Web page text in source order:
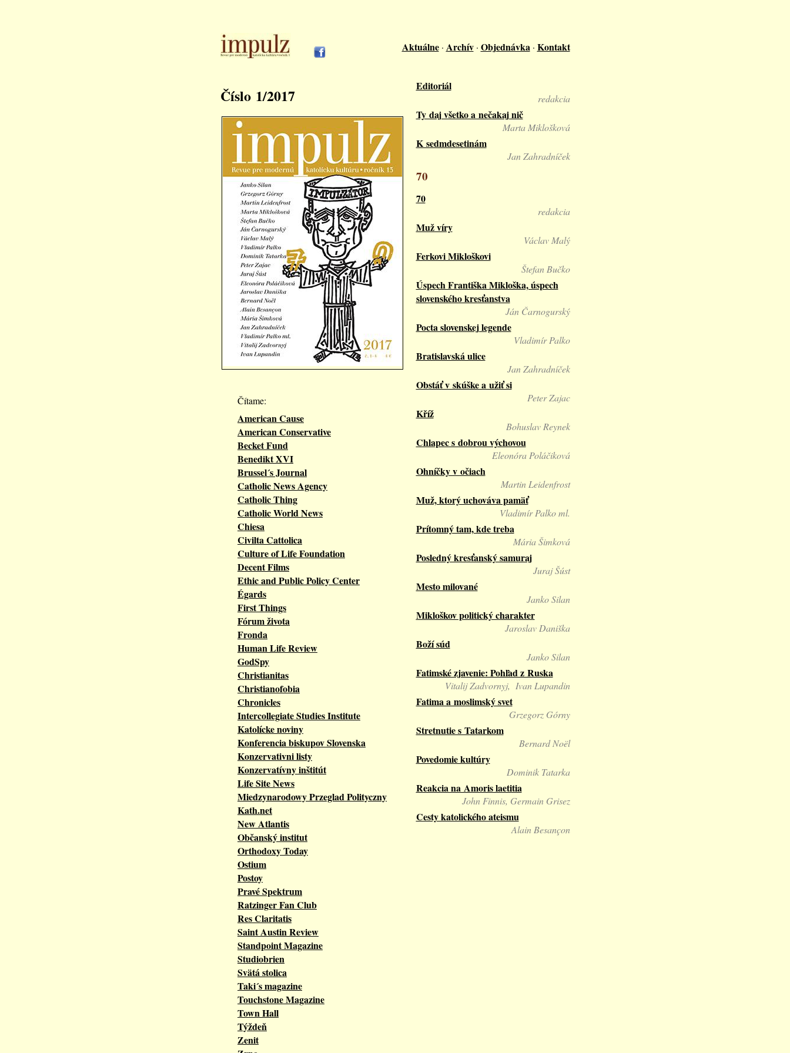
Aktuálne· Archív· Objednávka · Kontakt
Číslo 1/2017
Čítame:
American Cause
American Conservative
Becket Fund
Benedikt XVI
Brussel´s Journal
Catholic News Agency
Catholic Thing
Catholic World News
Chiesa
Civilta Cattolica
Culture of Life Foundation
Decent Films
Ethic and Public Policy Center
Égards
First Things
Fórum života
Fronda
Human Life Review
GodSpy
Christianitas
Christianofobia
Chronicles
Intercollegiate Studies Institute
Katolícke noviny
Konferencia biskupov Slovenska
Konzervativni listy
Konzervatívny inštitút
Life Site News
Miedzynarodowy Przeglad Polityczny
Kath.net
New Atlantis
Občanský institut
Orthodoxy Today
Ostium
Postoy
Pravé Spektrum
Ratzinger Fan Club
Res Claritatis
Saint Austin Review
Standpoint Magazine
Studiobrien
Svätá stolica
Taki´s magazine
Touchstone Magazine
Town Hall
Týždeň
Zenit
Editoriál
redakcia
Ty daj všetko a nečakaj nič
Marta Miklošková
K sedmdesetinám
Jan Zahradníček
70
70
redakcia
Muž víry
Václav Malý
Ferkovi Mikloškovi
Štefan Bučko
Úspech Františka Mikloška, úspech
slovenského kresťanstva
Ján Čarnogurský
Pocta slovenskej legende
Vladimír Palko
Bratislavská ulice
Jan Zahradníček
Obstáť v skúške a užiť si
Peter Zajac
Kříž
Bohuslav Reynek
Chlapec s dobrou výchovou
Eleonóra Poláčiková
Ohníčky v očiach
Martin Leidenfrost
Muž, ktorý uchováva pamäť
Vladimír Palko ml.
Prítomný tam, kde treba
Mária Šimková
Posledný kresťanský samuraj
Juraj Šúst
Mesto milované
Janko Silan
Mikloškov politický charakter
Jaroslav Daniška
Boží súd
Janko Silan
Fatimské zjavenie: Pohľad z Ruska
Vitalij Zadvornyj, Ivan Lupandin
Fatima a moslimský svet
Grzegorz Górny
Stretnutie s Tatarkom
Bernard Noël
Povedomie kultúry
Dominik Tatarka
Reakcia na Amoris laetitia
John Finnis, Germain Grisez
Cesty katolického ateismu
Alain Besançon